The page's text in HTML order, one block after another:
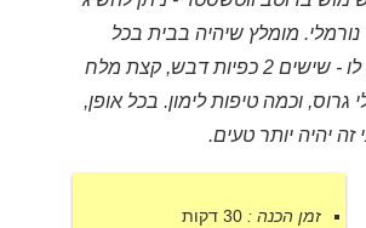
מומלץ שיהיה בבית בכל
מקרה. מי שאין לו - שישים 2 כפיות דבש, קצת מלח
גרוס, וכמה טיפות לימון. בכל אופן,
יהיה יותר טעים.
זמן הכנה : 30 דקות